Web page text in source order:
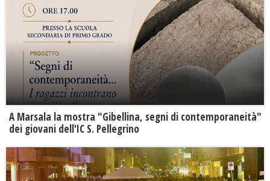
A Marsala la mostra "Gibellina, segni di contemporaneità"
dei giovani dell'IC S. Pellegrino